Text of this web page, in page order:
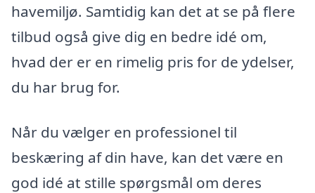
havemiljø. Samtidig kan det at se på flere
tilbud også give dig en bedre idé om,
hvad der er en rimelig pris for de ydelser,
du har brug for.
Når du vælger en professionel til
beskæring af din have, kan det være en
god idé at stille spørgsmål om deres